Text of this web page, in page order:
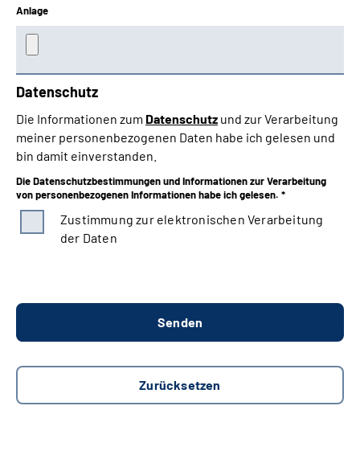
Anlage
Datenschutz
Die Informationen zum Datenschutz und zur Verarbeitung
meiner personenbezogenen Daten habe ich gelesen und
bin damit einverstanden.
Die Datenschutzbestimmungen und Informationen zur Verarbeitung
von personenbezogenen Informationen habe ich gelesen. *
Zustimmung zur elektronischen Verarbeitung
der Daten